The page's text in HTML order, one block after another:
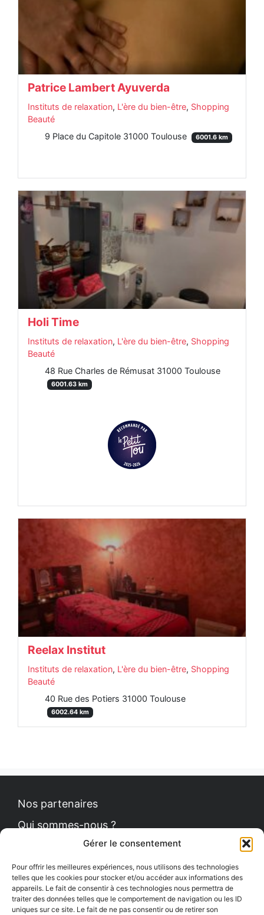
Gérer le consentement
Pour offrir les meilleures expériences, nous utilisons des technologies
telles que les cookies pour stocker et/ou accéder aux informations des
appareils. Le fait de consentir à ces technologies nous permettra de
traiter des données telles que le comportement de navigation ou les ID
uniques sur ce site. Le fait de ne pas consentir ou de retirer son
Patrice Lambert Ayuverda
Instituts de relaxation, L'ère du bien-être, Shopping
Beauté
9 Place du Capitole 31000 Toulouse
6001.6 km
Holi Time
Instituts de relaxation, L'ère du bien-être, Shopping
Beauté
48 Rue Charles de Rémusat 31000 Toulouse
6001.63 km
Reelax Institut
Instituts de relaxation, L'ère du bien-être, Shopping
Beauté
40 Rue des Potiers 31000 Toulouse
6002.64 km
Nos partenaires
Qui sommes-nous ?
Politique de cookies